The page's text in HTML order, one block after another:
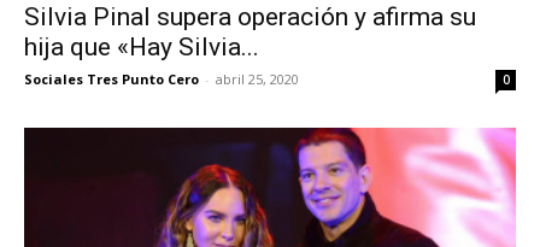
Silvia Pinal supera operación y afirma su
hija que «Hay Silvia...
Sociales Tres Punto Cero - abril 25, 2020 0